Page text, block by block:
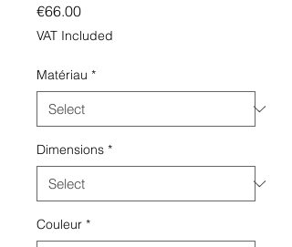
€66.00Price
VAT Included
Matériau *
Dimensions *
Couleur *